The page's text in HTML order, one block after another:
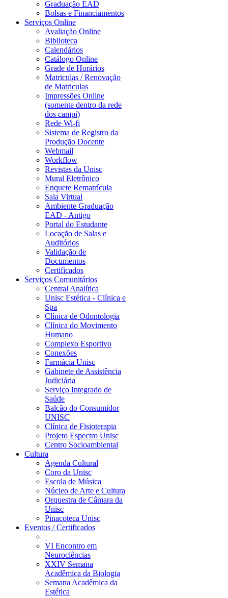
Graduação EAD
Bolsas e Financiamentos
Serviços Online
Avaliação Online
Biblioteca
Calendários
Catálogo Online
Grade de Horários
Matriculas / Renovação
de Matriculas
Impressões Online
(somente dentro da rede
dos campi)
Rede Wi-fi
Sistema de Registro da
Produção Docente
Webmail
Workflow
Revistas da Unisc
Mural Eletrônico
Enquete Rematrícula
Sala Virtual
Ambiente Graduação
EAD - Antigo
Portal do Estudante
Locação de Salas e
Auditórios
Validação de
Documentos
Certificados
Serviços Comunitários
Central Analítica
Unisc Estética - Clínica e
Spa
Clínica de Odontologia
Clínica do Movimento
Humano
Complexo Esportivo
Conexões
Farmácia Unisc
Gabinete de Assistência
Judiciária
Serviço Integrado de
Saúde
Balcão do Consumidor
UNISC
Clínica de Fisioterapia
Projeto Espectro Unisc
Centro Socioambiental
Cultura
Agenda Cultural
Coro da Unisc
Escola de Música
Núcleo de Arte e Cultura
Orquestra de Câmara da
Unisc
Pinacoteca Unisc
Eventos / Certificados
VI Encontro em
Neurociências
XXIV Semana
Acadêmica da Biologia
Semana Acadêmica da
Estética